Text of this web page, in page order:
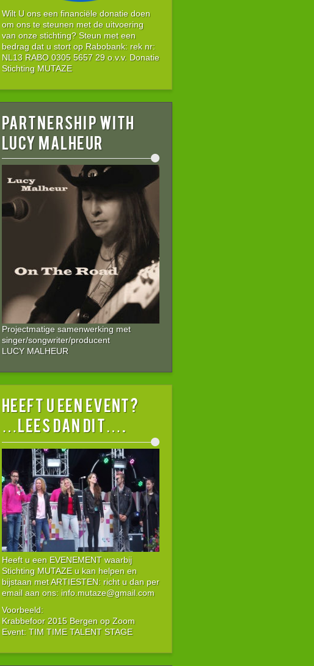
Wilt U ons een financiële donatie doen
om ons te steunen met de uitvoering
van onze stichting? Steun met een
bedrag dat u stort op Rabobank: rek nr:
NL13 RABO 0305 5657 29 o.v.v. Donatie
Stichting MUTAZE
Partnership with
LUCY MALHEUR
Projectmatige samenwerking met
singer/songwriter/producent
LUCY MALHEUR
HEEFT U EEN EVENT?
…lees dan dit….
Heeft u een EVENEMENT waarbij
Stichting MUTAZE u kan helpen en
bijstaan met ARTIESTEN: richt u dan per
email aan ons: info.mutaze@gmail.com
Voorbeeld:
Krabbefoor 2015 Bergen op Zoom
Event: TIM TIME TALENT STAGE